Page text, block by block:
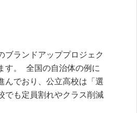
ブランドアッププロジェク
す。 全国の自治体の例に
んでおり、公立高校は「選
でも定員割れやクラス削減